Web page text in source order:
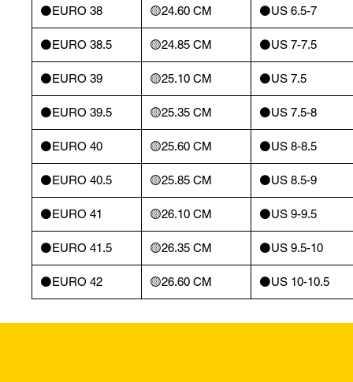
⚫️EURO 38 🟡24.60 CM ⚫️US 6.5-7
⚫️EURO 38.5 🟡24.85 CM ⚫️US 7-7.5
⚫️EURO 39 🟡25.10 CM ⚫️US 7.5
⚫️EURO 39.5 🟡25.35 CM ⚫️US 7.5-8
⚫️EURO 40 🟡25.60 CM ⚫️US 8-8.5
⚫️EURO 40.5 🟡25.85 CM ⚫️US 8.5-9
⚫️EURO 41 🟡26.10 CM ⚫️US 9-9.5
⚫️EURO 41.5 🟡26.35 CM ⚫️US 9.5-10
⚫️EURO 42 🟡26.60 CM ⚫️US 10-10.5